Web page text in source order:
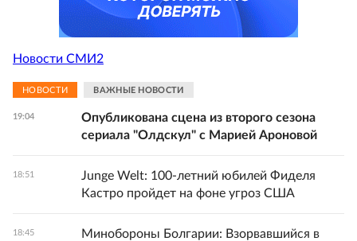
Новости СМИ2
НОВОСТИ ВАЖНЫЕ НОВОСТИ
19:04
Опубликована сцена из второго сезона
сериала "Олдскул" с Марией Ароновой
18:51
Junge Welt: 100-летний юбилей Фиделя
Кастро пройдет на фоне угроз США
18:45
Минобороны Болгарии: Взорвавшийся в